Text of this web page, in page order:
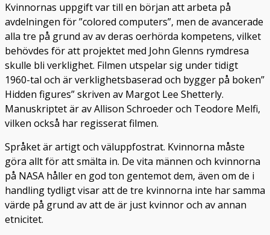
Kvinnornas uppgift var till en början att arbeta på
avdelningen för ”colored computers”, men de avancerade
alla tre på grund av av deras oerhörda kompetens, vilket
behövdes för att projektet med John Glenns rymdresa
skulle bli verklighet. Filmen utspelar sig under tidigt
1960-tal och är verklighetsbaserad och bygger på boken”
Hidden figures” skriven av Margot Lee Shetterly.
Manuskriptet är av Allison Schroeder och Teodore Melfi,
vilken också har regisserat filmen.
Språket är artigt och väluppfostrat. Kvinnorna måste
göra allt för att smälta in. De vita männen och kvinnorna
på NASA håller en god ton gentemot dem, även om de i
handling tydligt visar att de tre kvinnorna inte har samma
värde på grund av att de är just kvinnor och av annan
etnicitet.